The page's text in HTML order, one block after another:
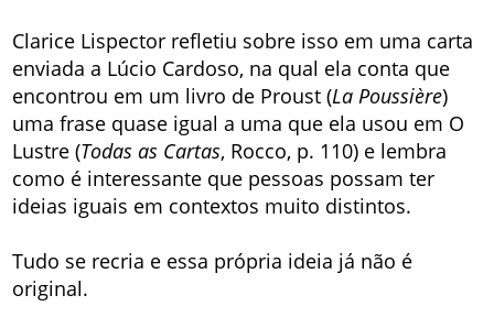
Clarice Lispector refletiu sobre isso em uma carta
enviada a Lúcio Cardoso, na qual ela conta que
encontrou em um livro de Proust (La Poussière)
uma frase quase igual a uma que ela usou em O
Lustre (Todas as Cartas, Rocco, p. 110) e lembra
como é interessante que pessoas possam ter
ideias iguais em contextos muito distintos.
Tudo se recria e essa própria ideia já não é
original.